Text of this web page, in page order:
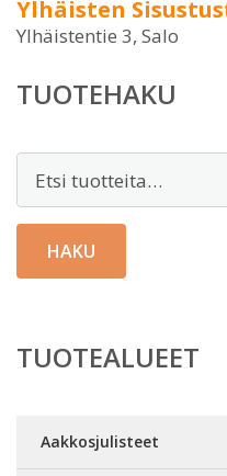
Ylhäisten
Ylhäistentie 3, Salo
TUOTEHAKU
HAKU
TUOTEALUEET
Aakkosjulisteet